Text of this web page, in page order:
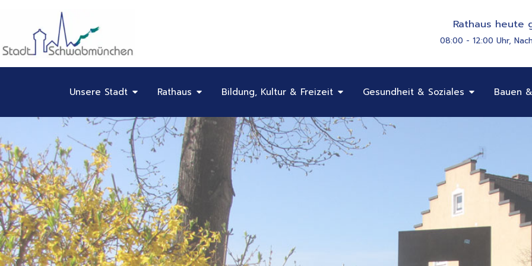
springen
Rathaus heute
08:00 - 12:00 Uhr,
Unsere Stadt Öffne Unsere Stadt
Rathaus Öffne Rathaus
Bildung, Kultur & Freizeit Öffne Bildung, Kultur & Freizeit
Gesundheit & Soziales Öffne Bauen